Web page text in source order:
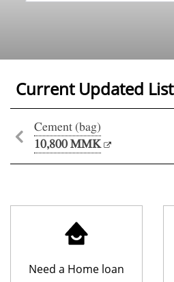
Current Updated List
Cement (bag)
10,800 MMK
Need a Home loan